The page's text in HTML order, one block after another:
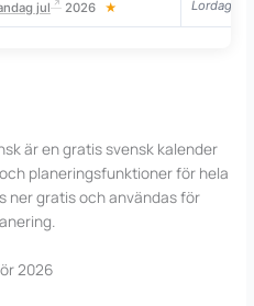
jul 2026 ★ Lordag
är en gratis svensk kalender
planeringsfunktioner för hela
ner gratis och användas för
2026